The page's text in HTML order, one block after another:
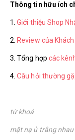
Thông tin hữu ích
1.Giới thiệu Shop
2. Review của
3. Tổng hợp các
4.Câu hỏi thường
từ khoá
mặt nạ ủ trắng